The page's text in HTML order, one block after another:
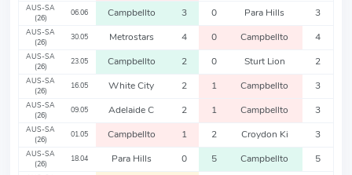
AUS-SA
(26)
06.06 Campbellto 3 0 Para Hills 3
AUS-SA
(26)
30.05 Metrostars 4 0 Campbellto 4
AUS-SA
(26)
23.05 Campbellto 2 0 Sturt Lion 2
AUS-SA
(26)
16.05 White City 2 1 Campbellto 3
AUS-SA
(26)
09.05 Adelaide C 2 1 Campbellto 3
AUS-SA
(26)
01.05 Campbellto 1 2 Croydon Ki 3
AUS-SA
(26)
18.04 Para Hills 0 5 Campbellto 5